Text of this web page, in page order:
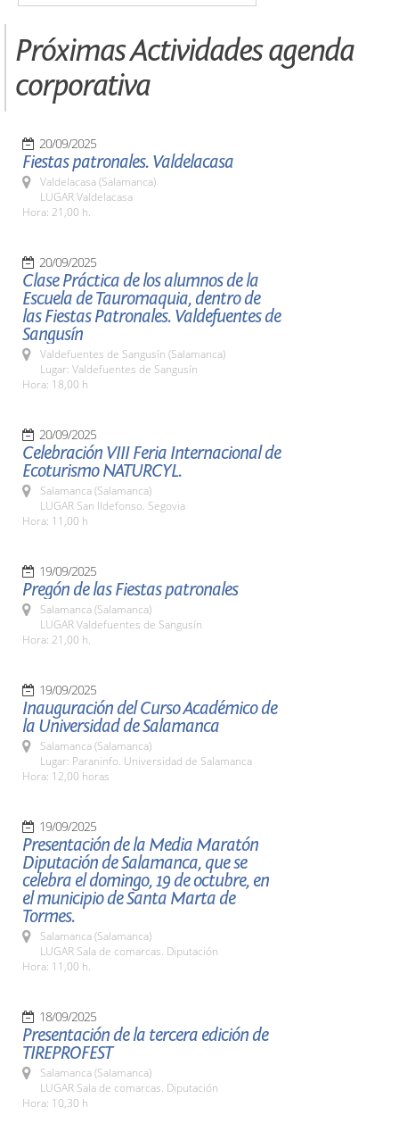
Próximas Actividades agenda
corporativa
20/09/2025
Fiestas patronales. Valdelacasa
Valdelacasa (Salamanca)
LUGAR Valdelacasa
Hora: 21,00 h.
20/09/2025
Clase Práctica de los alumnos de la
Escuela de Tauromaquia, dentro de
las Fiestas Patronales. Valdefuentes de
Sangusín
Valdefuentes de Sangusín (Salamanca)
Lugar: Valdefuentes de Sangusín
Hora: 18,00 h
20/09/2025
Celebración VIII Feria Internacional de
Ecoturismo NATURCYL.
Salamanca (Salamanca)
LUGAR San Ildefonso. Segovia
Hora: 11,00 h
19/09/2025
Pregón de las Fiestas patronales
Salamanca (Salamanca)
LUGAR Valdefuentes de Sangusín
Hora: 21,00 h.
19/09/2025
Inauguración del Curso Académico de
la Universidad de Salamanca
Salamanca (Salamanca)
Lugar: Paraninfo. Universidad de Salamanca
Hora: 12,00 horas
19/09/2025
Presentación de la Media Maratón
Diputación de Salamanca, que se
celebra el domingo, 19 de octubre, en
el municipio de Santa Marta de
Tormes.
Salamanca (Salamanca)
LUGAR Sala de comarcas. Diputación
Hora: 11,00 h.
18/09/2025
Presentación de la tercera edición de
TIREPROFEST
Salamanca (Salamanca)
LUGAR Sala de comarcas. Diputación
Hora: 10,30 h